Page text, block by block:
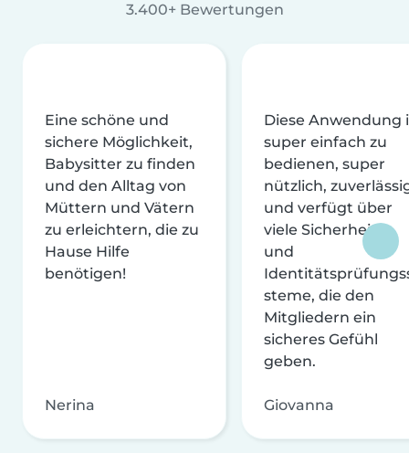
3.400+ Bewertungen
Eine schöne und
sichere Möglichkeit,
Babysitter zu finden
und den Alltag von
Müttern und Vätern
zu erleichtern, die zu
Hause Hilfe
benötigen!
Nerina
Diese Anwendung
super einfach zu
bedienen, super
nützlich,
und verfügt über
viele Sicherheits-
und
steme, die den
Mitgliedern ein
sicheres Gefühl
geben.
Giovanna